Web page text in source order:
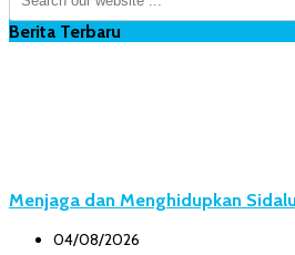
Berita Terbaru
Menjaga dan Menghidupkan
04/08/2026